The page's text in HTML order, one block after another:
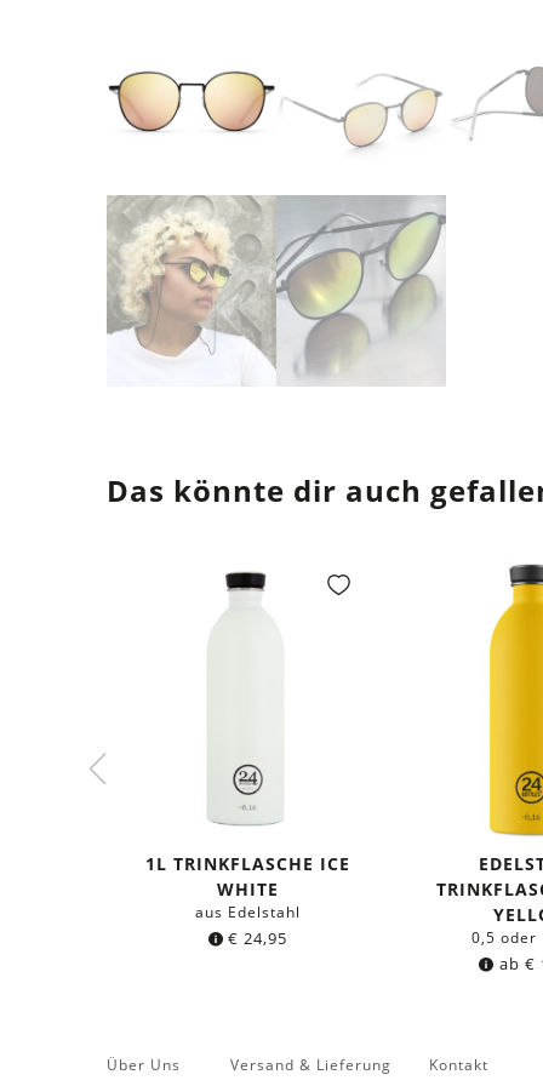
Das könnte dir auch
1L TRINKFLASCHE ICE
WHITE
aus Edelstahl
€ 24,95 0,5 oder
ab €
Über Uns
Versand & Lieferung
Kontakt